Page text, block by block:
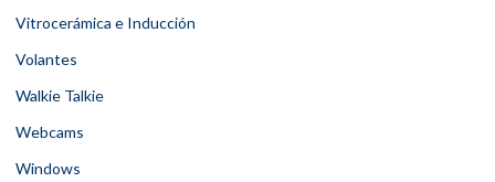
Vitrocerámica e Inducción
Volantes
Walkie Talkie
Webcams
Windows